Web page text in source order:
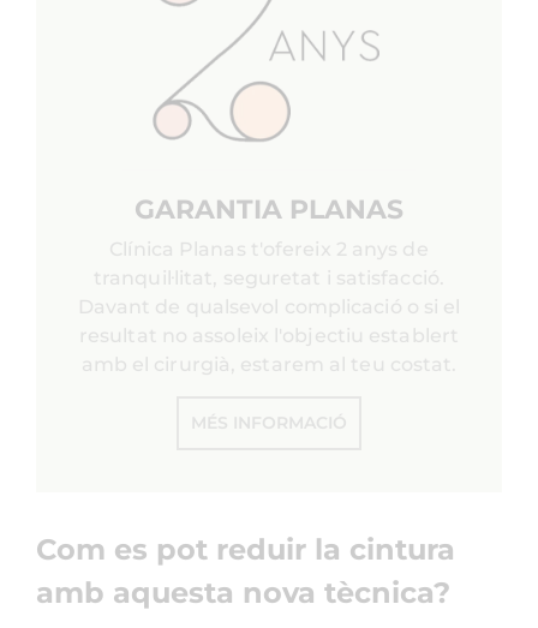
GARANTIA PLANAS
Clínica Planas t'ofereix 2 anys de
tranquil·litat, seguretat i satisfacció.
Davant de qualsevol complicació o si el
resultat no assoleix l'objectiu establert
amb el cirurgià, estarem al teu costat.
MÉS INFORMACIÓ
Com es pot reduir la cintura
amb aquesta nova tècnica?